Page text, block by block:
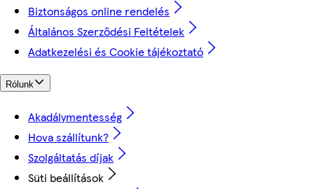
Biztonságos online rendelés
Általános Szerződési Feltételek
Adatkezelési és Cookie tájékoztató
Rólunk
Akadálymentesség
Hova szállítunk?
Szolgáltatás díjak
Süti beállítások